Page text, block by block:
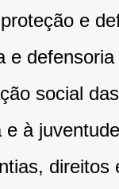
e
e
social
e à